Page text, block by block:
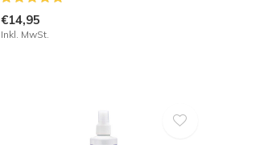
€14,95
Inkl. MwSt.